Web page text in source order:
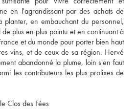
en l'agrandissant par des achats de
planter, en embauchant du personnel,
plus en plus pointu et en continuant à
et du monde pour porter bien haut
vins, et de ceux de sa région. Hervé
abandonné la plume, loin s'en faut
les contributeurs les plus prolixes de
Clos des Fées